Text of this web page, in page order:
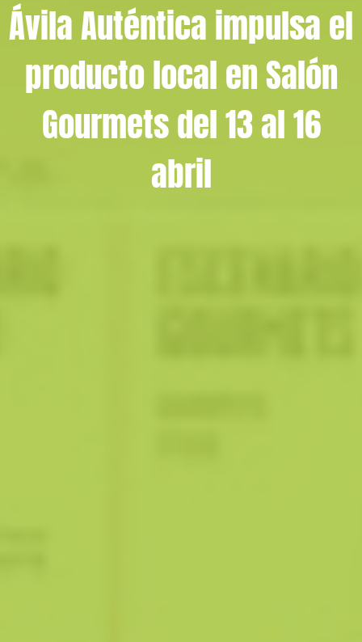
Ávila Auténtica impulsa el
producto local en Salón
Gourmets del 13 al 16
abril